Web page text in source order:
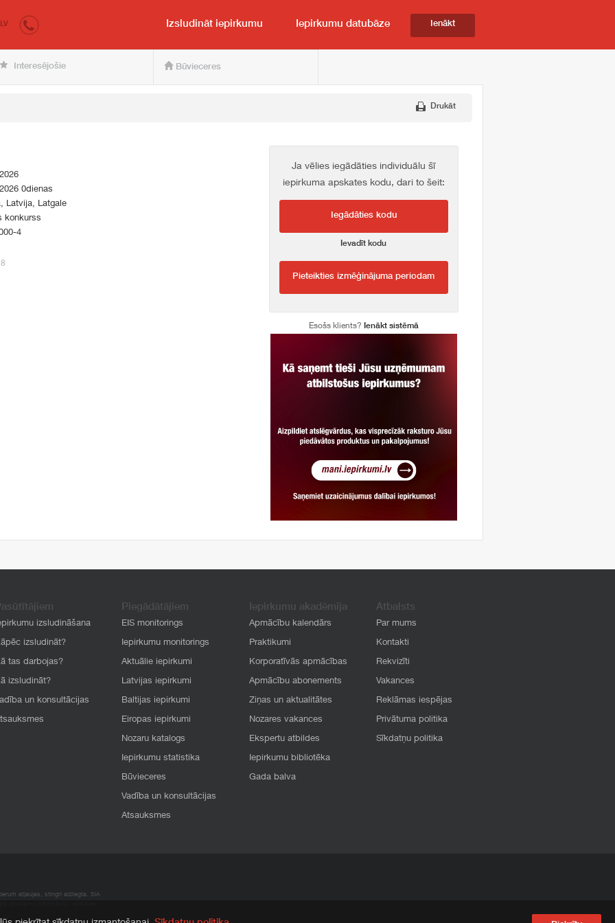
pircējam un pārdevējam
LV Izsludināt iepirkumu Iepirkumu datubāze Ienākt
Interesējošie Būvieceres
Drukāt
0dienas
Latvija, Latgale
konkurss
4
Ja vēlies iegādāties individuālu šī
iepirkuma apskates kodu, dari to šeit:
Iegādāties kodu
Ievadīt kodu
Pieteikties izmēģinājuma periodam
Esošs klients? Ienākt sistēmā
izsludināšana
izsludināt?
tas darbojas?
izsludināt?
un konsultācijas
Piegādātājiem
EIS monitorings
Iepirkumu monitorings
Aktuālie iepirkumi
Latvijas iepirkumi
Baltijas iepirkumi
Eiropas iepirkumi
Nozaru katalogs
Iepirkumu statistika
Būvieceres
Vadība un konsultācijas
Atsauksmes
Iepirkumu akadēmija
Apmācību kalendārs
Praktikumi
Korporatīvās apmācības
Apmācību abonements
Ziņas un aktualitātes
Nozares vakances
Ekspertu atbildes
Iepirkumu bibliotēka
Gada balva
Atbalsts
Par mums
Kontakti
Rekvizīti
Vakances
Reklāmas iespējas
Privātuma politika
Sīkdatņu politika
atļaujas, stingri aizliegta. SIA